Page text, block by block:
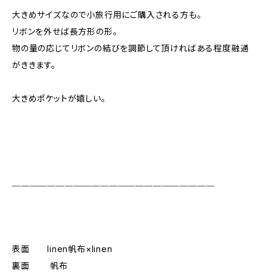
大きめサイズなので小旅行用にご購入される方も。
リボンを外せば長方形の形。
物の量の応じてリボンの結びを調節して頂ければある程度融通
がききます。
大きめポケットが嬉しい。
表面 linen帆布×linen
裏面 帆布